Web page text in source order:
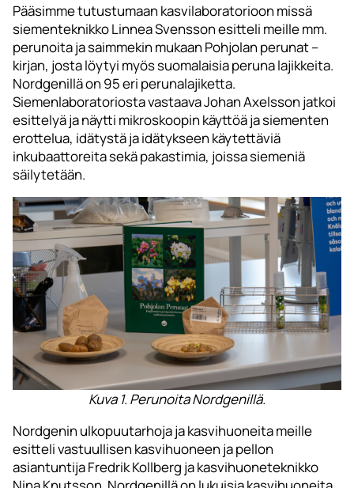
Pääsimme tutustumaan kasvilaboratorioon missä
siementeknikko Linnea Svensson esitteli meille mm.
perunoita ja saimmekin mukaan Pohjolan perunat –
kirjan, josta löytyi myös suomalaisia peruna lajikkeita.
Nordgenillä on 95 eri perunalajiketta.
Siemenlaboratoriosta vastaava Johan Axelsson jatkoi
esittelyä ja näytti mikroskoopin käyttöä ja siementen
erottelua, idätystä ja idätykseen käytettäviä
inkubaattoreita sekä pakastimia, joissa siemeniä
säilytetään.
Kuva 1. Perunoita Nordgenillä.
Nordgenin ulkopuutarhoja ja kasvihuoneita meille
esitteli vastuullisen kasvihuoneen ja pellon
asiantuntija Fredrik Kollberg ja kasvihuoneteknikko